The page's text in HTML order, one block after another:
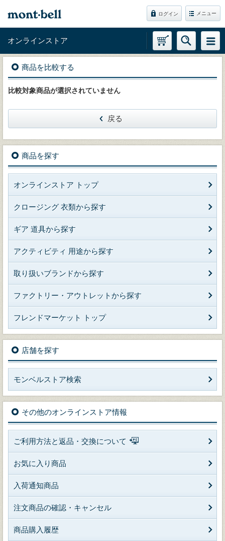
ログイン メニュー
オンラインストア
商品を比較する
比較対象商品が選択されていません
戻る
商品を探す
オンラインストア トップ
クロージング 衣類から探す
ギア 道具から探す
アクティビティ 用途から探す
取り扱いブランドから探す
ファクトリー・アウトレットから探す
フレンドマーケット トップ
店舗を探す
モンベルストア検索
その他のオンラインストア情報
ご利用方法と返品・交換について
お気に入り商品
入荷通知商品
注文商品の確認・キャンセル
商品購入履歴